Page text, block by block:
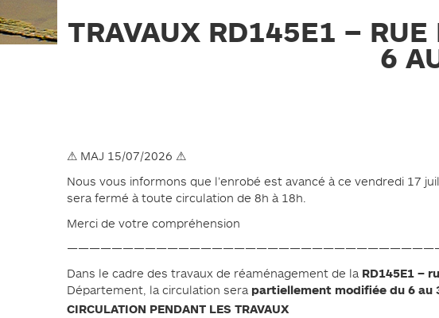
GESTIONS DES EAUX PLUVIALES
TRAVAUX RD145E1 –
6
⚠ MAJ 15/07/2026 ⚠
Nous vous informons que l’enrobé est avancé à ce vendredi 17
sera fermé à toute circulation de 8h à 18h.
Merci de votre compréhension
Dans le cadre des travaux de réaménagement de la RD145E1 –
Département, la circulation sera partiellement modifiée du 6 au
CIRCULATION PENDANT LES TRAVAUX